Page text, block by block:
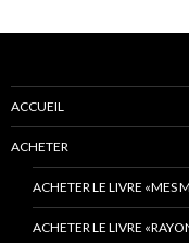
ACCUEIL
ACHETER
ACHETER LE LIVRE «MES
ACHETER LE LIVRE